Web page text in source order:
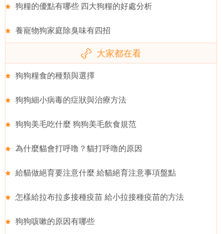
狗糧的優點有哪些 四大狗糧的好處分析
養寵物狗家庭除臭味有四招
大家都在看
狗狗糧食的種類與選擇
狗狗細小病毒的症狀與治療方法
狗狗美毛吃什麼 狗狗美毛飲食規范
為什麼貓會打呼噜？貓打呼噜的原因
給貓做絕育要注意什麼 給貓絕育注意事項盤點
怎樣給拉布拉多接種疫苗 給小拉接種疫苗的方法
狗狗咳嗽的原因有哪些